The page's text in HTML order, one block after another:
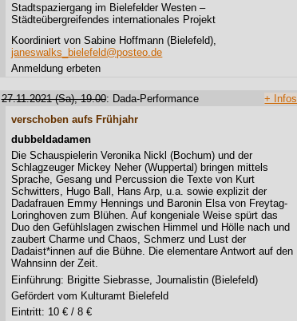
Stadtspaziergang im Bielefelder Westen –
Städteübergreifendes internationales Projekt
Koordiniert von Sabine Hoffmann (Bielefeld),
janeswalks_bielefeld@posteo.de
Anmeldung erbeten
+ Infos
27.11.2021 (Sa), 19.00: Dada-Performance
verschoben aufs Frühjahr
dubbeldadamen
Die Schauspielerin Veronika Nickl (Bochum) und der
Schlagzeuger Mickey Neher (Wuppertal) bringen mittels
Sprache, Gesang und Percussion die Texte von Kurt
Schwitters, Hugo Ball, Hans Arp, u.a. sowie explizit der
Dadafrauen Emmy Hennings und Baronin Elsa von Freytag-
Loringhoven zum Blühen. Auf kongeniale Weise spürt das
Duo den Gefühlslagen zwischen Himmel und Hölle nach und
zaubert Charme und Chaos, Schmerz und Lust der
Dadaist*innen auf die Bühne. Die elementare Antwort auf den
Wahnsinn der Zeit.
Einführung: Brigitte Siebrasse, Journalistin (Bielefeld)
Gefördert vom Kulturamt Bielefeld
Eintritt: 10 € / 8 €